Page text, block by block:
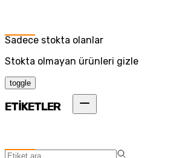
Sadece stokta olanlar
Stokta olmayan ürünleri gizle
toggle
ETİKETLER